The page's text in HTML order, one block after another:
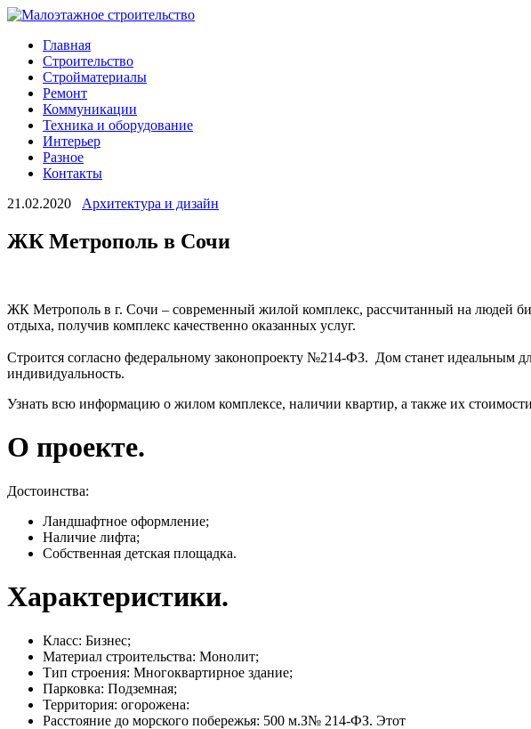
Главная
Строительство
Стройматериалы
Ремонт
Коммуникации
Техника и оборудование
Интерьер
Разное
Контакты
21.02.2020
Архитектура и дизайн
ЖК Метрополь в Сочи
ЖК Метрополь в г. Сочи – современный жилой комплекс, рассчитанный на людей
отдыха, получив комплекс качественно оказанных услуг.
Строится согласно федеральному законопроекту №214-ФЗ. Дом станет идеальным
индивидуальность.
Узнать всю информацию о жилом комплексе, наличии квартир, а также их
О проекте.
Достоинства:
Ландшафтное оформление;
Наличие лифта;
Собственная детская площадка.
Характеристики.
Класс: Бизнес;
Материал строительства: Монолит;
Тип строения: Многоквартирное здание;
Парковка: Подземная;
Территория: огорожена:
Расстояние до морского побережья: 500 м.З№ 214-ФЗ. Этот